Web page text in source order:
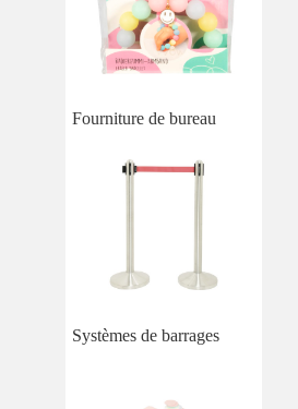
Fourniture de bureau
Systèmes de barrages